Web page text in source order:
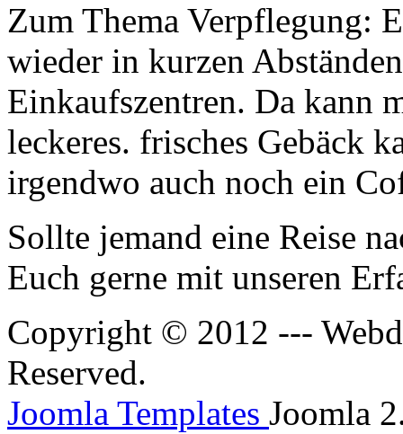
Zum Thema Verpflegung:
wieder in kurzen
Einkaufszentren. Da kann
leckeres. frisches Gebäck
irgendwo auch noch ein
Sollte jemand eine Reise
Euch gerne mit unseren
Copyright © 2012 ---
Reserved.
Joomla Templates Joomla